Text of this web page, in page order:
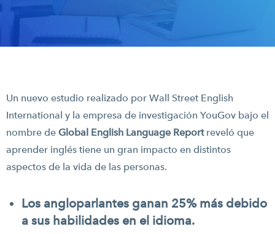
Un nuevo estudio realizado por Wall Street English
International y la empresa de investigación YouGov bajo el
nombre de Global English Language Reportreveló que
aprender inglés tiene un gran impacto en distintos
aspectos de la vida de las personas.
Los angloparlantes ganan 25% más debido
a sus habilidades en el idioma.